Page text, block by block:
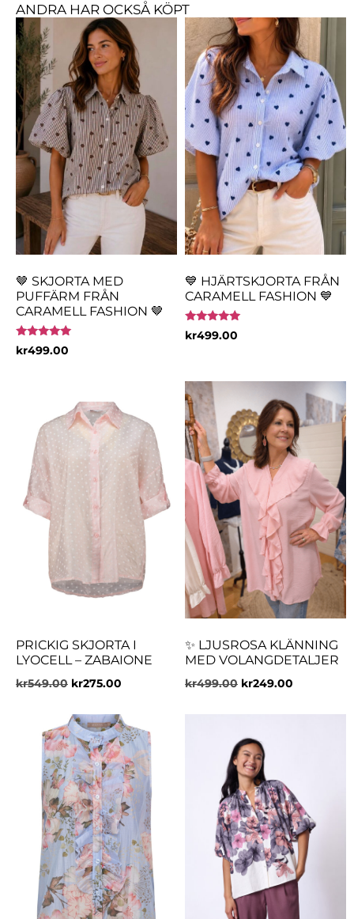
ANDRA HAR OCKSÅ KÖPT
🤎 SKJORTA MED
PUFFÄRM FRÅN
CARAMELL FASHION 🤎
Betygsatt
5.00
kr499.00
💙 HJÄRTSKJORTA FRÅN
CARAMELL FASHION 💙
Betygsatt
5.00
kr499.00
PRICKIG SKJORTA I
LYOCELL – ZABAIONE
kr549.00 kr275.00
✨ LJUSROSA KLÄNNING
MED VOLANGDETALJER
kr499.00 kr249.00